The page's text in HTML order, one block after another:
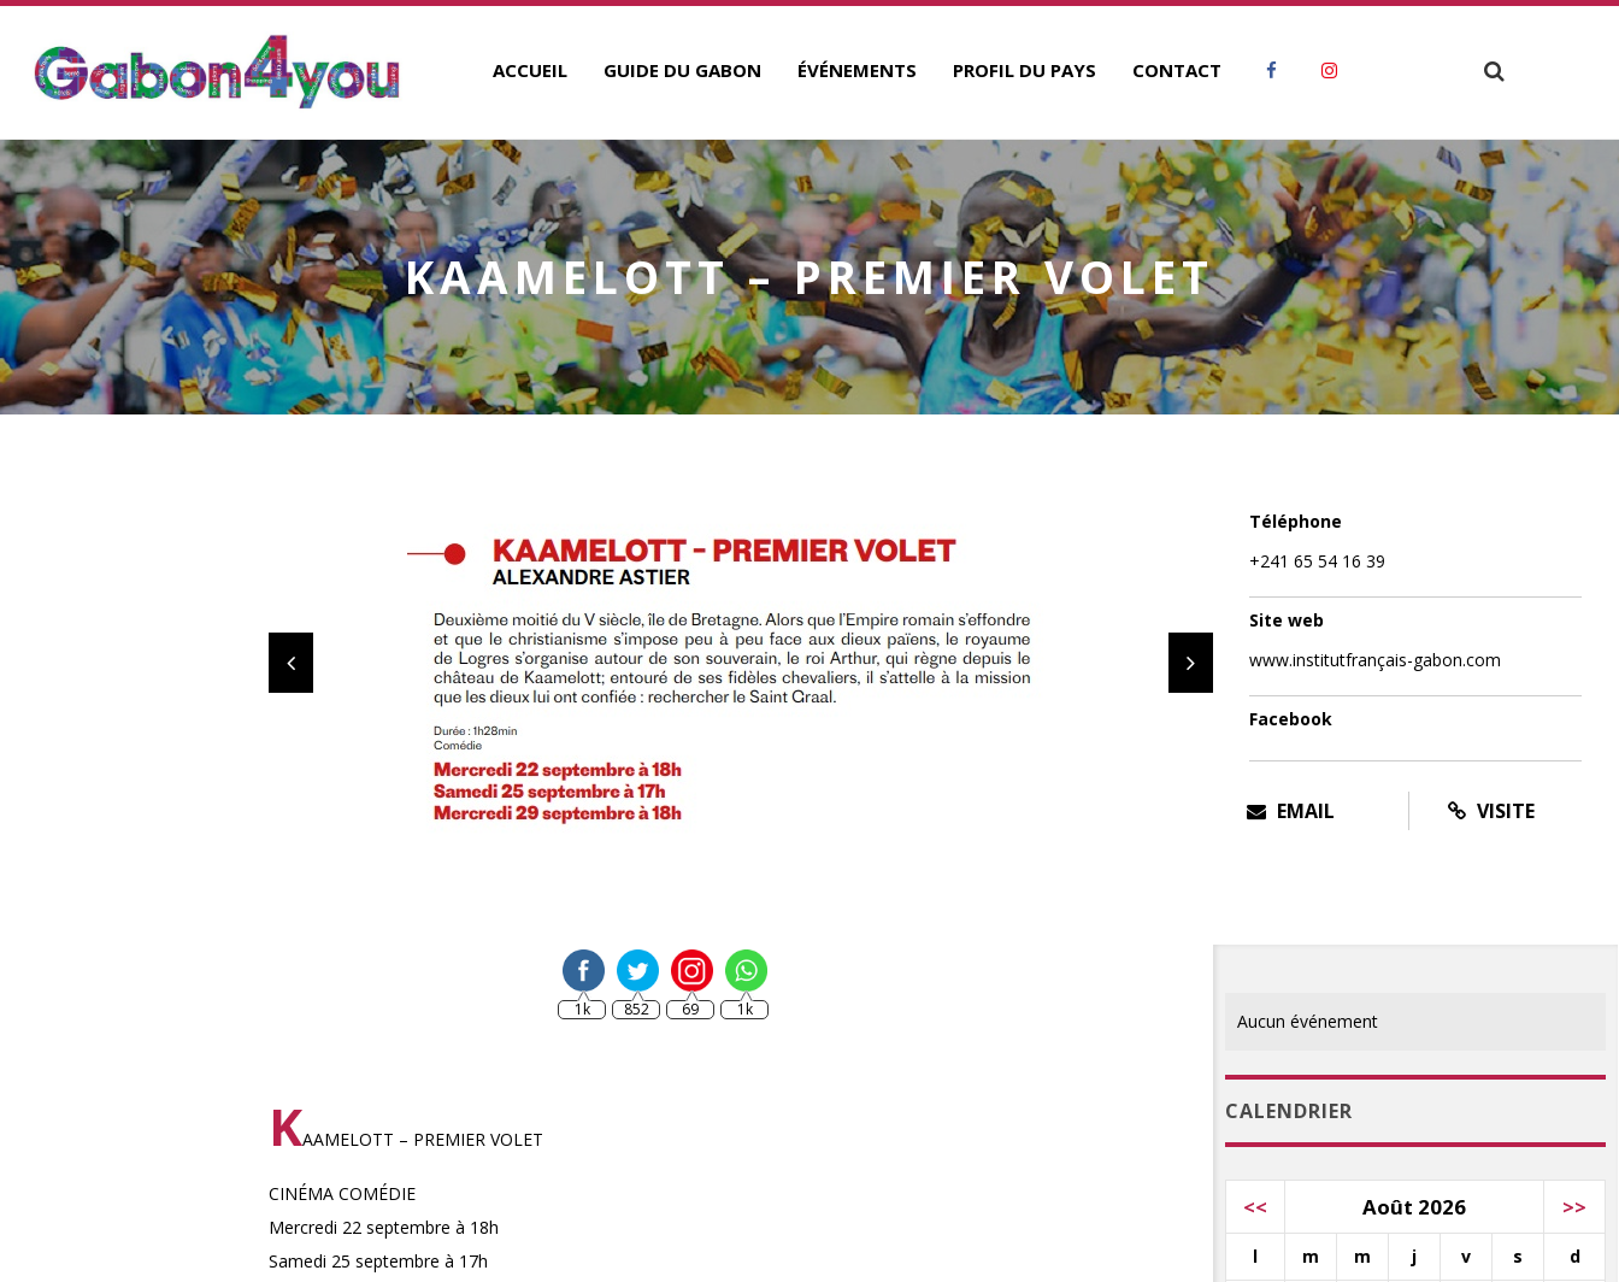
ACCUEIL GUIDE DU GABON ÉVÉNEMENTS PROFIL DU PAYS CONTACT
KAAMELOTT – PREMIER VOLET
Téléphone
+241 65 54 16 39
Site web
www.institutfrançais-gabon.com
Facebook
EMAIL VISITE
1k 852 69 1k
KAAMELOTT – PREMIER VOLET
CINÉMA COMÉDIE
Mercredi 22 septembre à 18h
Samedi 25 septembre à 17h
Aucun événement
CALENDRIER
<< Août 2026 >>
l m m j v s d